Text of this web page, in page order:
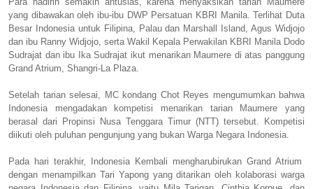
yang dibawakan oleh ibu-ibu DWP Persatuan KBRI Manila. Terlihat Duta
Besar Indonesia untuk Filipina, Palau dan Marshall Island, Agus Widjojo
dan ibu Ranny Widjojo, serta Wakil Kepala Perwakilan KBRI Manila Dodo
Sudrajat dan ibu Ika Sudrajat ikut menarikan Maumere di atas panggung
Grand Atrium, Shangri-La Plaza.
Setelah tarian selesai, MC kondang Chot Reyes mengumumkan bahwa
Indonesia mengadakan kompetisi menarikan tarian Maumere yang
berasal dari Propinsi Nusa Tenggara Timur (NTT) tersebut. Kompetisi
diikuti oleh puluhan pengunjung yang bukan Warga Negara Indonesia.
Pada hari terakhir, Indonesia Kembali mengharubirukan Grand Atrium
dengan menampilkan Tari Yapong yang ditarikan oleh kolaborasi warga